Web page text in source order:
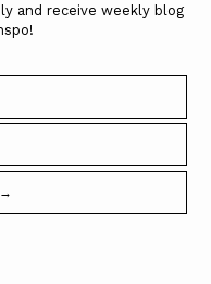
and receive weekly blog